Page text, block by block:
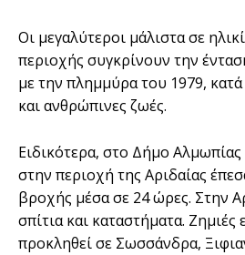
Οι μεγαλύτεροι μάλιστα σε
περιοχής συγκρίνουν την
με την πλημμύρα του 1979,
και ανθρώπινες ζωές.
Ειδικότερα, στο Δήμο Αλμωπίας
στην περιοχή της Αριδαίας
βροχής μέσα σε 24 ώρες. Στην
σπίτια και καταστήματα. Ζημιές
προκληθεί σε Σωσσάνδρα,